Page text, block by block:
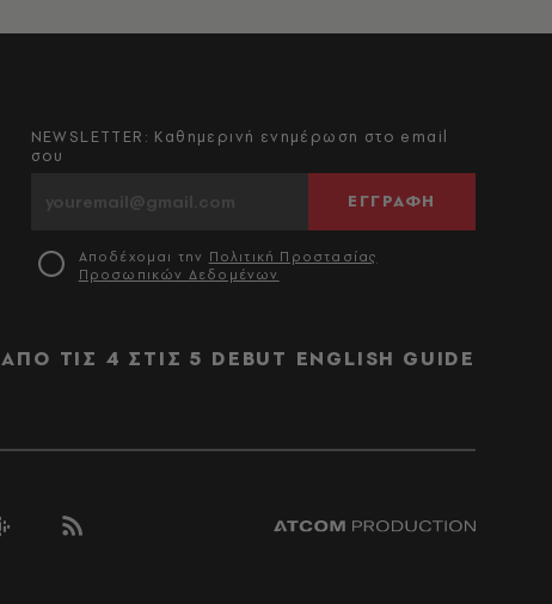
NEWSLETTER: Καθημερινή ενημέρωση στο email
σου
ΕΓΓΡΑΦΗ
Αποδέχομαι την Πολιτική Προστασίας
Προσωπικών Δεδομένων
ΑΠΟ ΤΙΣ 4 ΣΤΙΣ 5 DEBUT ENGLISH GUIDE